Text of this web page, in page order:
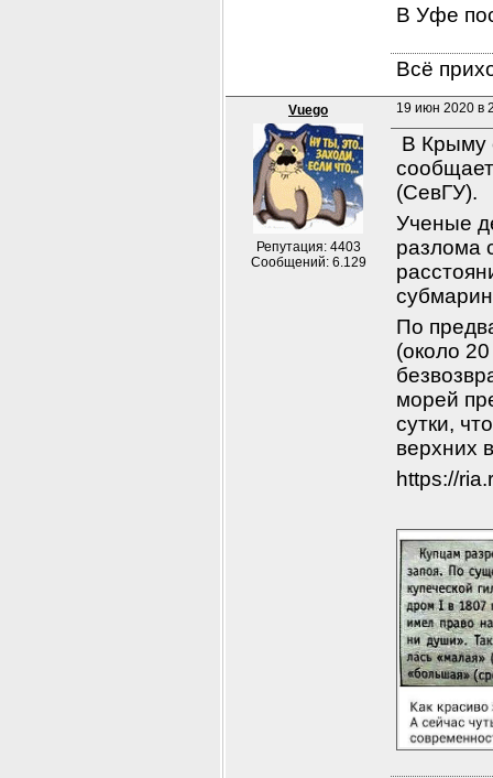
В Уфе
Всё
Vuego
Репутация: 4403
Сообщений: 6.129
19 июн 2020 в
В Крыму
(СевГУ).
Ученые
разлома
По
(около
морей
сутки,
верхних
https://